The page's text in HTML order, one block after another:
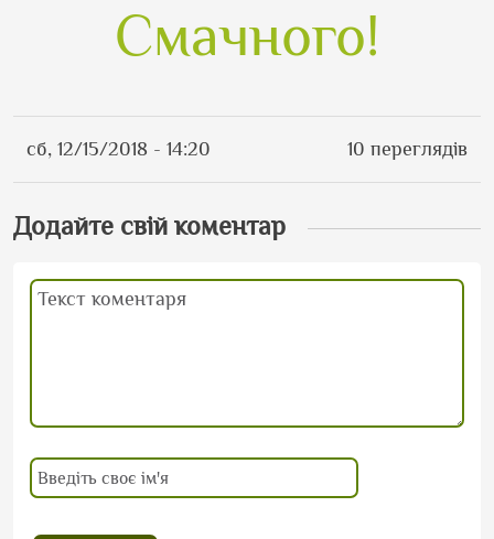
Смачного!
сб, 12/15/2018 - 14:20 10 переглядів
Додайте свій коментар